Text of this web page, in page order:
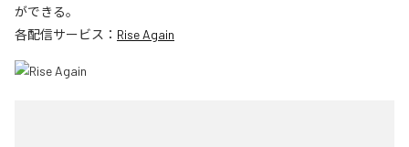
ができる。
各配信サービス： Rise Again